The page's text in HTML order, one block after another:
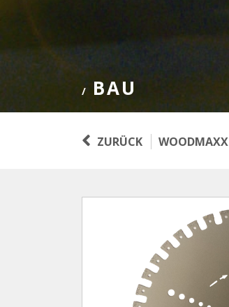
/ BAU
ZURÜCK WOODMAXX